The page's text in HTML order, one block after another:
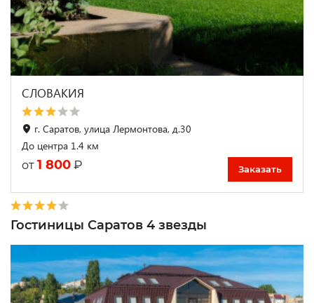
СЛОВАКИЯ
г. Саратов, улица Лермонтова, д.30
До центра 1.4 км
от 1 800 ₽ Заказать
Гостиницы Саратов 4 звезды